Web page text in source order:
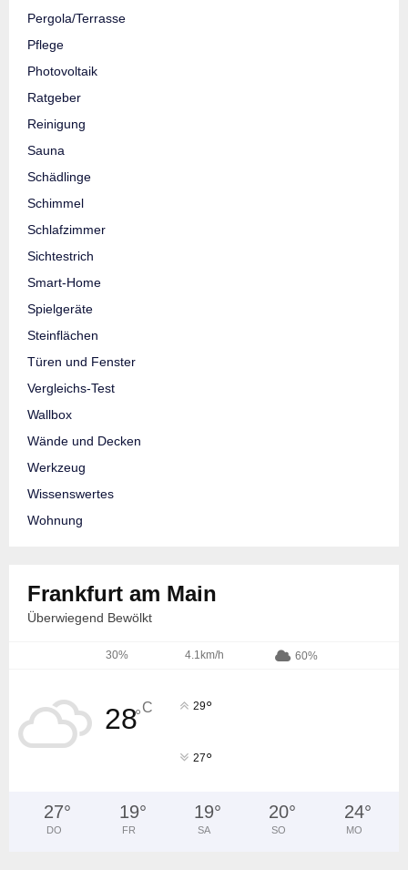
Pergola/Terrasse
Pflege
Photovoltaik
Ratgeber
Reinigung
Sauna
Schädlinge
Schimmel
Schlafzimmer
Sichtestrich
Smart-Home
Spielgeräte
Steinflächen
Türen und Fenster
Vergleichs-Test
Wallbox
Wände und Decken
Werkzeug
Wissenswertes
Wohnung
Frankfurt am Main
Überwiegend Bewölkt
30% 4.1km/h 60%
28°C 29°
27°
27°
DO
19°
FR
19°
SA
20°
SO
24°
MO